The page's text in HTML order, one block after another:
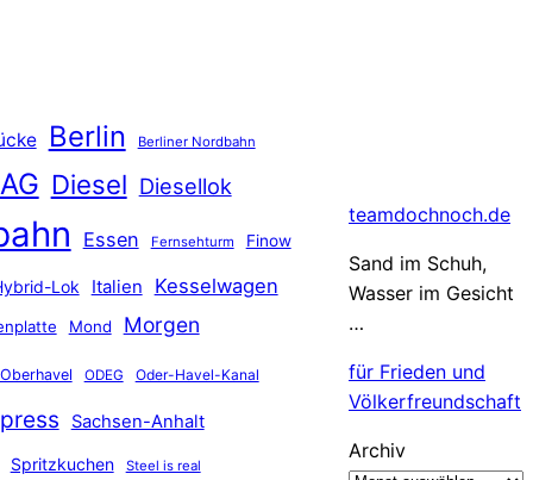
Berlin Berliner Nordbahn
Diesel Diesellok
Essen Fernsehturm Finow
Lok Italien Kesselwagen
Mond Morgen
Oberhavel ODEG Oder-Havel-Kanal
Sachsen-Anhalt
Spritzkuchen Steel is real
teamdochnoch.de
Sand im Schuh,
Wasser im Gesicht
…
für Frieden und
Völkerfreundschaft
Archiv